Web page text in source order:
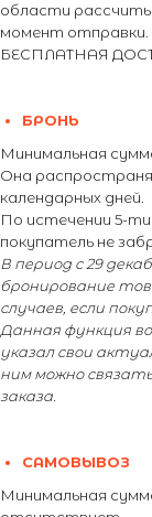
области
момент отправки.
БЕСПЛАТНАЯ
БРОНЬ
Минимальная
Она
календарных дней.
По истечении 5-ти
покупатель не
В период с 29
бронирование
случаев, если
Данная функция
указал свои
ним можно
заказа.
САМОВЫВОЗ
Минимальная